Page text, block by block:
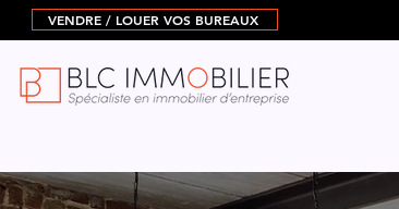
VENDRE / LOUER VOS BUREAUX